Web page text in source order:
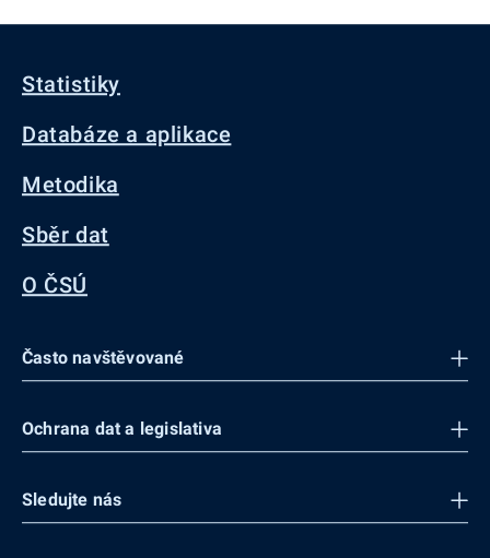
Statistiky
Databáze a aplikace
Metodika
Sběr dat
O ČSÚ
Často navštěvované
Ochrana dat a legislativa
Sledujte nás